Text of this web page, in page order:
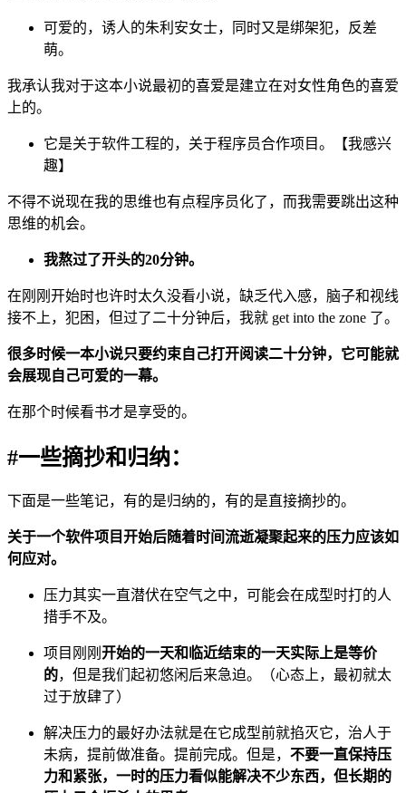
可爱的，诱人的朱利安女士，同时又是绑架犯，反差
萌。
我承认我对于这本小说最初的喜爱是建立在对女性角色的喜爱
上的。
它是关于软件工程的，关于程序员合作项目。【我感兴
趣】
不得不说现在我的思维也有点程序员化了，而我需要跳出这种
思维的机会。
我熬过了开头的20分钟。
在刚刚开始时也许时太久没看小说，缺乏代入感，脑子和视线
接不上，犯困，但过了二十分钟后，我就 get into the zone 了。
很多时候一本小说只要约束自己打开阅读二十分钟，它可能就
会展现自己可爱的一幕。
在那个时候看书才是享受的。
#一些摘抄和归纳：
下面是一些笔记，有的是归纳的，有的是直接摘抄的。
关于一个软件项目开始后随着时间流逝凝聚起来的压力应该如
何应对。
压力其实一直潜伏在空气之中，可能会在成型时打的人
措手不及。
项目刚刚 开始的一天和临近结束的一天实际上是等价
的，但是我们起初悠闲后来急迫。（心态上，最初就太
过于放肆了）
解决压力的最好办法就是在它成型前就掐灭它，治人于
未病，提前做准备。提前完成。但是， 不要一直保持压
力和紧张，一时的压力看似能解决不少东西，但长期的